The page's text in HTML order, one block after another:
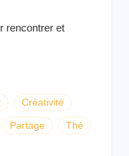
rencontrer et
Créativité
Partage Thé